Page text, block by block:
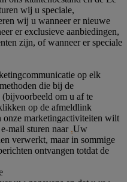
wij u speciale,
wij u wanneer er nieuwe
er exclusieve aanbiedingen,
zijn, of wanneer er speciale
op elk
die bij de
om u af te
op de afmeldlink
onze marketingactiviteiten wilt
mail sturen naar .Uw
verwerkt, maar in sommige
ontvangen totdat de